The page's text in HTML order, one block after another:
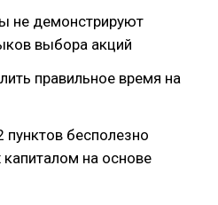
не демонстрируют
выбора акций
правильное время на
бесполезно
на основе